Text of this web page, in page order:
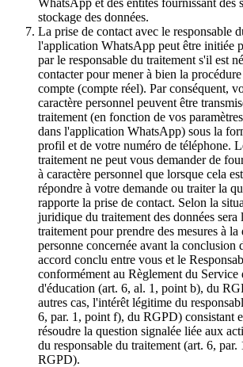
WhatsApp et des entités fournissant des
stockage des données.
La prise de contact avec le responsable
l'application WhatsApp peut être initiée
par le responsable du traitement s'il est
contacter pour mener à bien la
compte (compte réel). Par conséquent,
caractère personnel peuvent être
traitement (en fonction de vos
dans l'application WhatsApp) sous la
profil et de votre numéro de téléphone.
traitement ne peut vous demander de
à caractère personnel que lorsque cela
répondre à votre demande ou traiter la
rapporte la prise de contact. Selon la
juridique du traitement des données sera
traitement pour prendre des mesures à la
personne concernée avant la conclusion
accord conclu entre vous et le
conformément au Règlement du
d'éducation (art. 6, al. 1, point b), du
autres cas, l'intérêt légitime du
6, par. 1, point f), du RGPD) consistant
résoudre la question signalée liée aux
du responsable du traitement (art. 6,
RGPD).